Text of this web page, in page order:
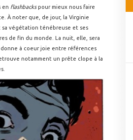
en flashbackspour mieux nous faire
À noter que, de jour, la Virginie
sa végétation ténébreuse et ses
de fin du monde. La nuit, elle, sera
à coeur joie entre références
notamment un prête clope à la